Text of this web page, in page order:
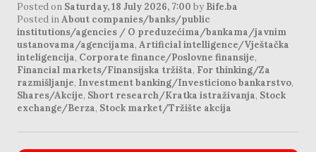
Posted on Saturday, 18 July 2026, 7:00 by Bife.ba
Posted inAbout companies/banks/public
institutions/agencies / O preduzećima/bankama/javnim
ustanovama/agencijama, Artificial intelligence/Vještačka
inteligencija, Corporate finance/Poslovne finansije,
Financial markets/Finansijska tržišta, For thinking/Za
razmišljanje, Investment banking/Investiciono bankarstvo,
Shares/Akcije, Short research/Kratka istraživanja, Stock
exchange/Berza, Stock market/Tržište akcija